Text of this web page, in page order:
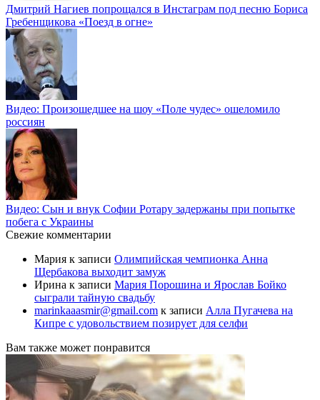
Дмитрий Нагиев попрощался в Инстаграм под песню Бориса
Гребенщикова «Поезд в огне»
Видео: Произошедшее на шоу «Поле чудес» ошеломило
россиян
Видео: Сын и внук Софии Ротару задержаны при попытке
побега с Украины
Свежие комментарии
Мария к записи Олимпийская чемпионка Анна
Щербакова выходит замуж
Ирина к записи Мария Порошина и Ярослав Бойко
сыграли тайную свадьбу
marinkaaasmir@gmail.com к записи Алла Пугачева на
Кипре с удовольствием позирует для селфи
Вам также может понравится